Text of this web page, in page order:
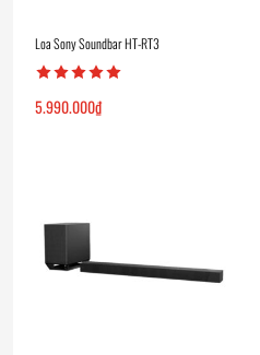
Loa Sony Soundbar HT-RT3
5.990.000₫